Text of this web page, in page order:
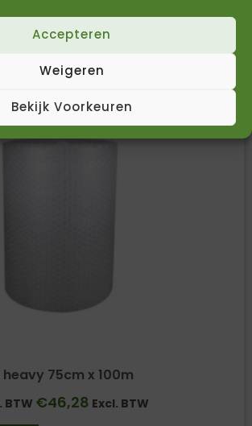
Accepteren
Weigeren
Bekijk Voorkeuren
75cm x 100m
BTW €46,28 Excl. BTW